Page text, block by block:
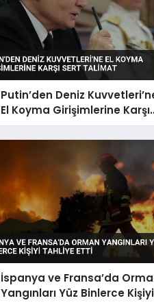
Putin’den Deniz
El Koyma Girişimlerine Karşı
Sert Talimat
İspanya ve Fransa’da
Yangınları Yüz Binlerce Kişiyi